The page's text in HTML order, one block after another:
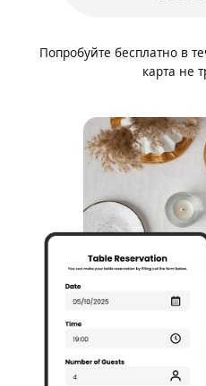
Попробуйте бесплатно в
карта не